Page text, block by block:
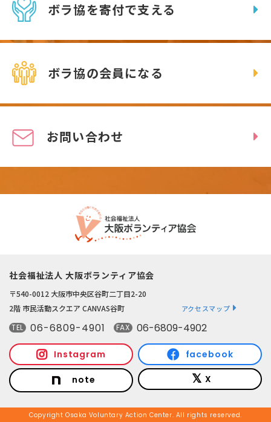
ボラ協を寄付で支える
ボラ協の会員になる
お問い合わせ
社会福祉法人 大阪ボランティア協会
〒540-0012 大阪市中央区谷町二丁目2-20
2階 市民活動スクエア CANVAS谷町
アクセスマップ
TEL 06-6809-4901 FAX 06-6809-4902
Instagram facebook
note X
Copyright Osaka Voluntary Action Center. All rights reserved.